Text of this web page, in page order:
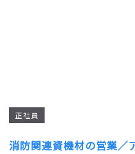
正社員
消防関連資機材の営業／